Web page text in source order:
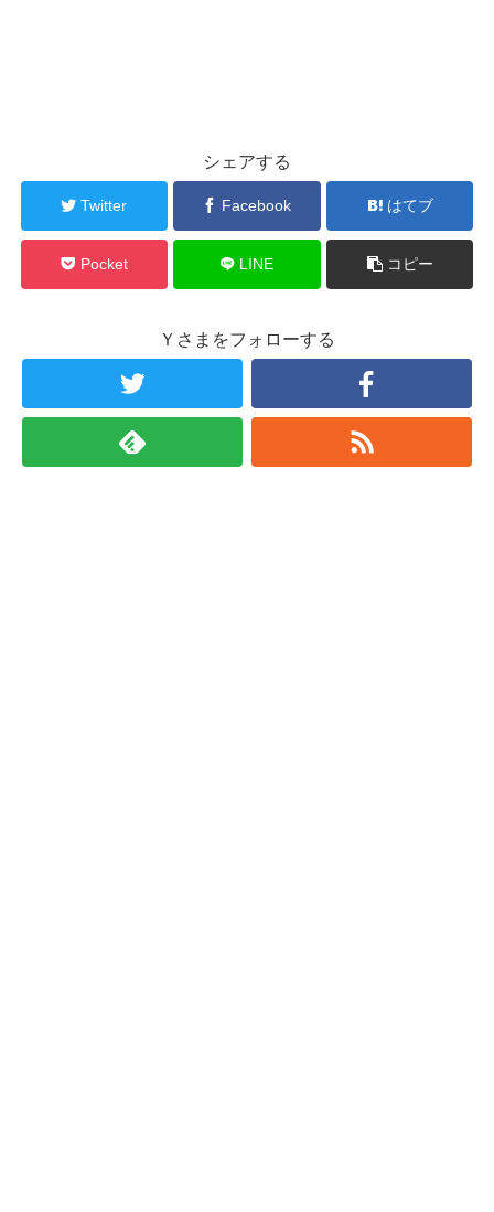
シェアする
Twitter Facebook はてブ
Pocket LINE コピー
Ｙさまをフォローする